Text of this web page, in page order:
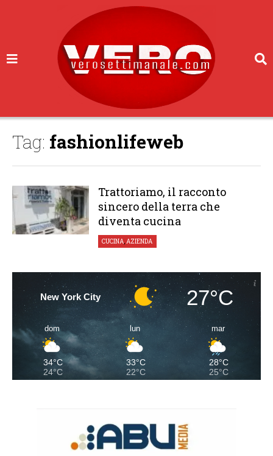
Tag: fashionlifeweb
Trattoriamo, il racconto
sincero della terra che
diventa cucina
CUCINA,AZIENDA
New York City 27°C
dom
34°C
24°C
lun
33°C
22°C
mar
28°C
25°C